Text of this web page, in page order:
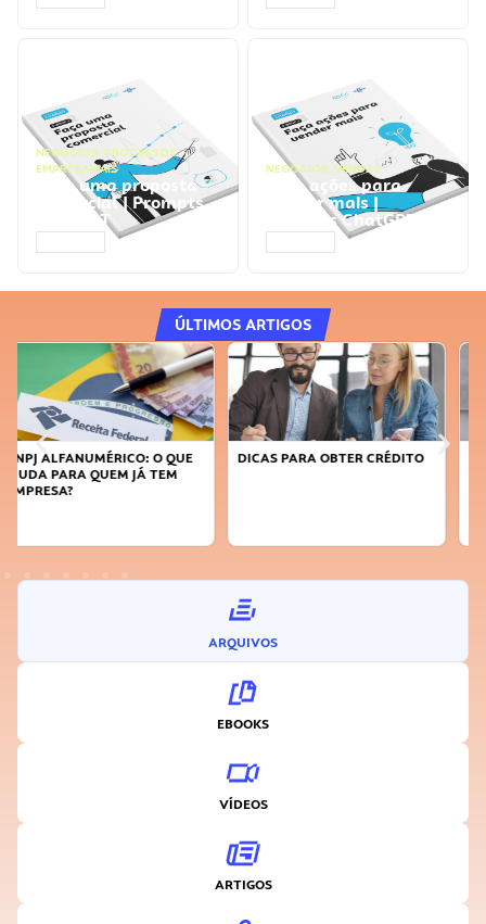
NEGÓCIOS, PROCESSOS
EMPRESARIAIS
Faça uma proposta
comercial | Prompts
ChatGPT
NEGÓCIOS, VENDAS
Faça ações para
vender mais |
Prompts ChatGPT
ÚLTIMOS ARTIGOS
DICAS PARA OBTER CRÉDITO
FAÇA A DIFERENÇA: SEJA
ARQUIVOS
EBOOKS
VÍDEOS
ARTIGOS